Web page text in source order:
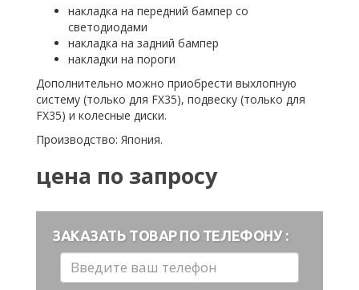
накладка на передний бампер со
светодиодами
накладка на задний бампер
накладки на пороги
Дополнительно можно приобрести выхлопную
систему (только для FX35), подвеску (только для
FX35) и колесные диски.
Производство: Япония.
цена по запросу
ЗАКАЗАТЬ ТОВАР ПО ТЕЛЕФОНУ :